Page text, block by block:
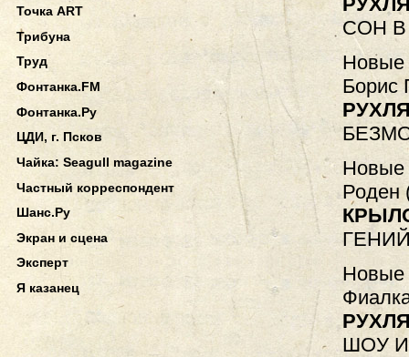
СОН
Новые
Борис
Новые
Роден
Новые
ШОУ
Точка ART
Трибуна
Труд
Фонтанка.FM
Фонтанка.Ру
ЦДИ, г. Псков
Чайка: Seagull magazine
Частный корреспондент
Шанс.Ру
Экран и сцена
Эксперт
Я казанец